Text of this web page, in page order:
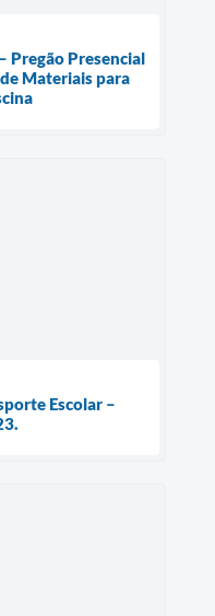
Pregão Presencial
Materiais para
Escolar –